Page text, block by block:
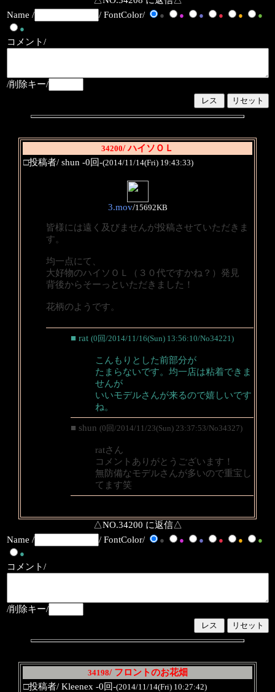
Name /
/ FontColor/ ● ● ● ● ●
●
●
コメント/
/削除キー/
34200/ ハイソＯＬ
□投稿者/ shun -0回-(2014/11/14(Fri) 19:43:33)
3.mov/15692KB
皆様には遠く及びませんが投稿させていただきま
す。
均一点にて、
大好物のハイソＯＬ（３０代ですかね？）発見
背後からそーっといただきました！
花柄のようです。
■ rat (0回/2014/11/16(Sun) 13:56:10/No34221)
こんもりとした前部分が
たまらないです。均一店は粘着できま
せんが
いいモデルさんが来るので嬉しいです
ね。
■ shun (0回/2014/11/23(Sun) 23:37:53/No34327)
ratさん
コメントありがとうございます！
無防備なモデルさんが多いので重宝し
てます笑
△NO.34200 に返信△
Name /
/ FontColor/ ● ● ● ● ●
●
●
コメント/
/削除キー/
34198/ フロントのお花畑
□投稿者/ Kleenex -0回-(2014/11/14(Fri) 10:27:42)